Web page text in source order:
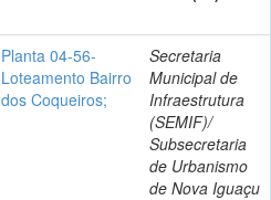
Planta 04-56-
Loteamento Bairro
dos Coqueiros;
Secretaria
Municipal de
Infraestrutura
(SEMIF)/
Subsecretaria
de Urbanismo
de Nova Iguaçu